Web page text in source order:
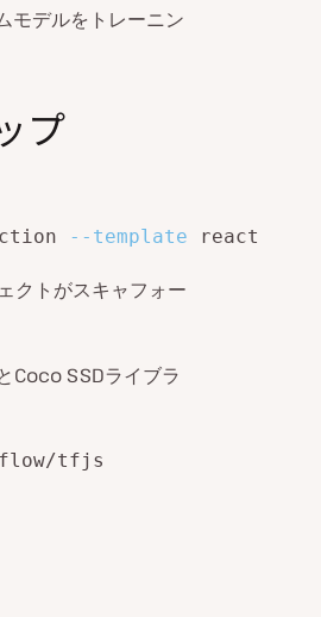
モデルをトレーニン
プ
--template react
クトがスキャフォー
Coco SSDライブラ
tfjs